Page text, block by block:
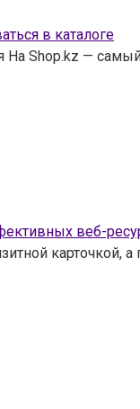
в каталоге
На Shop.kz —
веб-
карточкой,